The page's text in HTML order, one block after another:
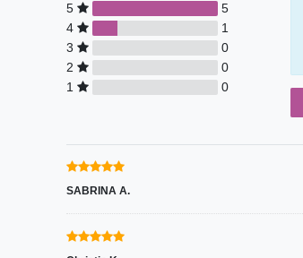
5
5
4
1
3
0
2
0
1
0
SABRINA A.